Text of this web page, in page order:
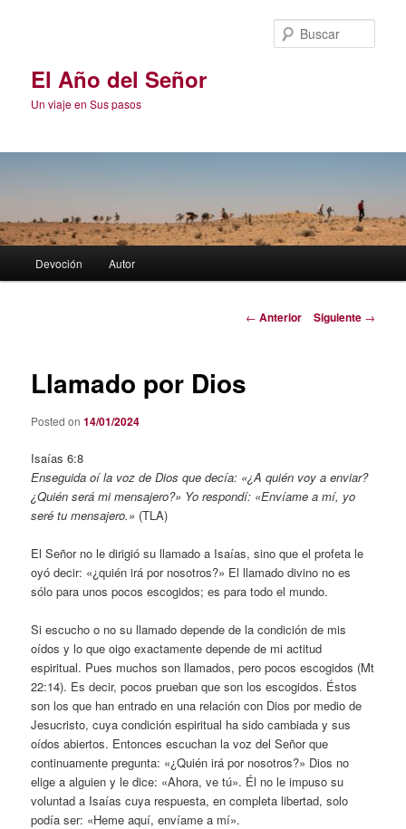
El Año del Señor
Un viaje en Sus pasos
principal
Devoción Autor
Navegación
← Anterior Siguiente →
Llamado por Dios
Posted on14/01/2024
Isaías 6:8
Enseguida oí la voz de Dios que decía: «¿A quién voy a enviar?
¿Quién será mi mensajero?» Yo respondí: «Envíame a mí, yo
seré tu mensajero.» (TLA)
El Señor no le dirigió su llamado a Isaías, sino que el profeta le
oyó decir: «¿quién irá por nosotros?» El llamado divino no es
sólo para unos pocos escogidos; es para todo el mundo.
Si escucho o no su llamado depende de la condición de mis
oídos y lo que oigo exactamente depende de mi actitud
espiritual. Pues muchos son llamados, pero pocos escogidos (Mt
22:14). Es decir, pocos prueban que son los escogidos. Éstos
son los que han entrado en una relación con Dios por medio de
Jesucristo, cuya condición espiritual ha sido cambiada y sus
oídos abiertos. Entonces escuchan la voz del Señor que
continuamente pregunta: «¿Quién irá por nosotros?» Dios no
elige a alguien y le dice: «Ahora, ve tú». Él no le impuso su
voluntad a Isaías cuya respuesta, en completa libertad, solo
podía ser: «Heme aquí, envíame a mí».